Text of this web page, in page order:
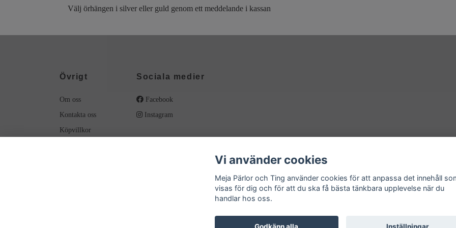
Välj örhängen i silver eller guld genom ett meddelande i kassan
Övrigt
Om oss
Kontakta oss
Köpvillkor
Sociala medier
Facebook
Instagram
Vi använder cookies
Meja Pärlor och Ting använder cookies för att anpassa det innehåll
visas för dig och för att du ska få bästa tänkbara upplevelse när du
handlar hos oss.